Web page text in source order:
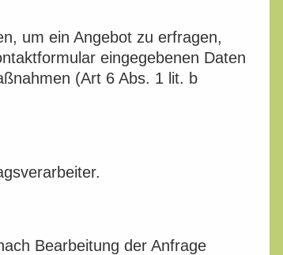
um ein Angebot zu erfragen,
eingegebenen Daten
(Art 6 Abs. 1 lit. b
Bearbeitung der Anfrage